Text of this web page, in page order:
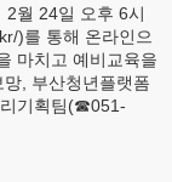
2월 24일 오후 6시
)를 통해 온라인으
마치고 예비교육을
, 부산청년플랫폼
리기획팀(☎051-